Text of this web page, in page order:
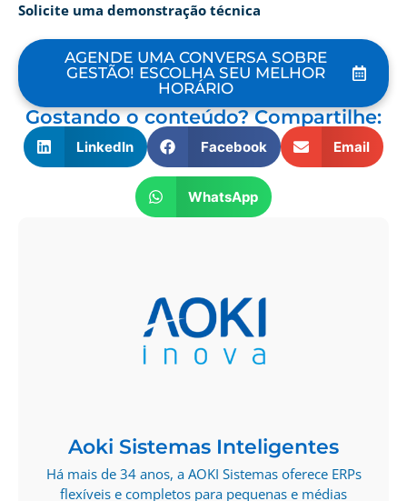
Solicite uma demonstração técnica
AGENDE UMA CONVERSA SOBRE
GESTÃO! ESCOLHA SEU MELHOR
HORÁRIO
Gostando o conteúdo? Compartilhe:
LinkedIn Facebook Email
WhatsApp
Aoki Sistemas Inteligentes
Há mais de 34 anos, a AOKI Sistemas oferece ERPs
flexíveis e completos para pequenas e médias